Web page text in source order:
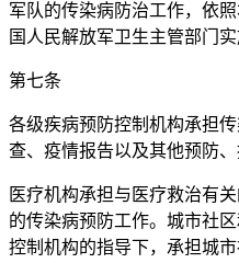
军队的传染病防治工作，依
国人民解放军卫生主管部门实
第七条
各级疾病预防控制机构承担
查、疫情报告以及其他预防、
医疗机构承担与医疗救治有
的传染病预防工作。城市社
控制机构的指导下，承担城